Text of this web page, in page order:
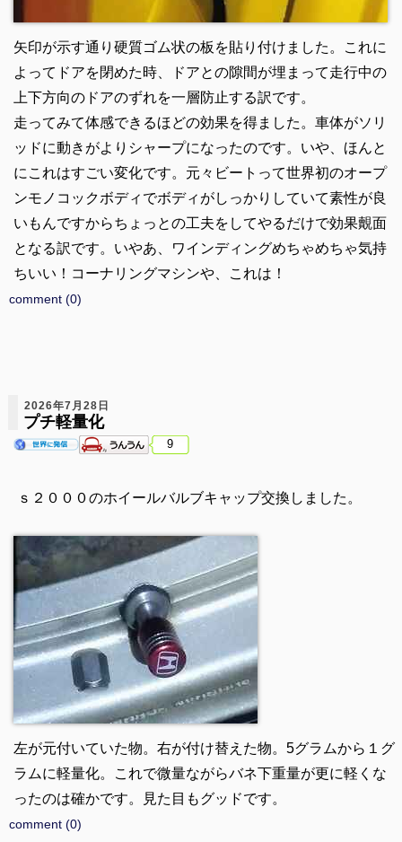
矢印が示す通り硬質ゴム状の板を貼り付けました。これに
よってドアを閉めた時、ドアとの隙間が埋まって走行中の
上下方向のドアのずれを一層防止する訳です。
走ってみて体感できるほどの効果を得ました。車体がソリ
ッドに動きがよりシャープになったのです。いや、ほんと
にこれはすごい変化です。元々ビートって世界初のオープ
ンモノコックボディでボディがしっかりしていて素性が良
いもんですからちょっとの工夫をしてやるだけで効果覿面
となる訳です。いやあ、ワインディングめちゃめちゃ気持
ちいい！コーナリングマシンや、これは！
comment (0)
2026年7月28日
プチ軽量化
9
ｓ２０００のホイールバルブキャップ交換しました。
左が元付いていた物。右が付け替えた物。5グラムから１グ
ラムに軽量化。これで微量ながらバネ下重量が更に軽くな
ったのは確かです。見た目もグッドです。
comment (0)